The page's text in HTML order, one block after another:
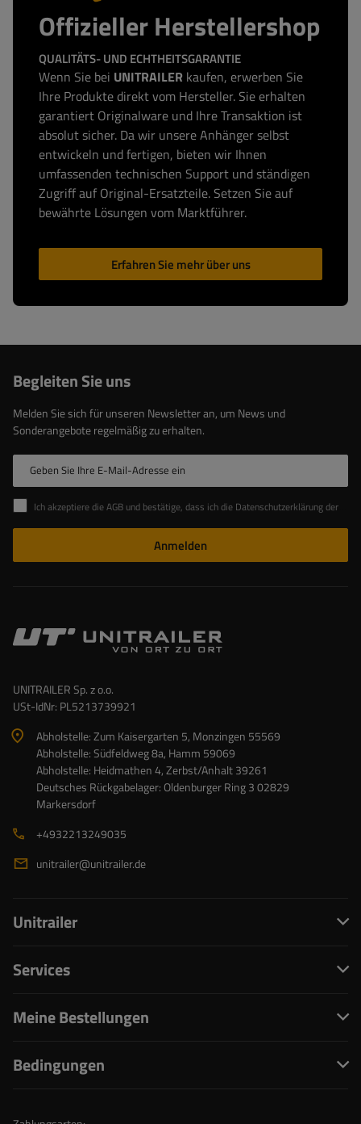
Offizieller Herstellershop
QUALITÄTS- UND ECHTHEITSGARANTIE
Wenn Sie bei UNITRAILER kaufen, erwerben Sie
Ihre Produkte direkt vom Hersteller. Sie erhalten
garantiert Originalware und Ihre Transaktion ist
absolut sicher. Da wir unsere Anhänger selbst
entwickeln und fertigen, bieten wir Ihnen
umfassenden technischen Support und ständigen
Zugriff auf Original-Ersatzteile. Setzen Sie auf
bewährte Lösungen vom Marktführer.
Erfahren Sie mehr über uns
Begleiten Sie uns
Melden Sie sich für unseren Newsletter an, um News und
Sonderangebote regelmäßig zu erhalten.
Geben Sie Ihre E-Mail-Adresse ein
Ich akzeptiere die AGB und bestätige, dass ich die Datenschutzerklärung der Website zur Kenntnis genommen habe
Anmelden
UNITRAILER Sp. z o.o.
USt-IdNr: PL5213739921
Abholstelle: Zum Kaisergarten 5, Monzingen 55569
Abholstelle: Südfeldweg 8a, Hamm 59069
Abholstelle: Heidmathen 4, Zerbst/Anhalt 39261
Deutsches Rückgabelager: Oldenburger Ring 3 02829
Markersdorf
+4932213249035
unitrailer@unitrailer.de
Unitrailer
Services
Meine Bestellungen
Bedingungen